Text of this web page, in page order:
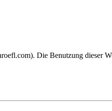
. Die Benutzung dieser